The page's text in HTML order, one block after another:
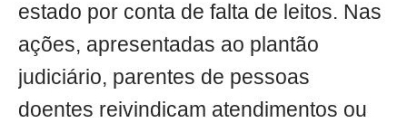
estado por conta de falta de leitos. Nas
ações, apresentadas ao plantão
judiciário, parentes de pessoas
doentes reivindicam atendimentos ou